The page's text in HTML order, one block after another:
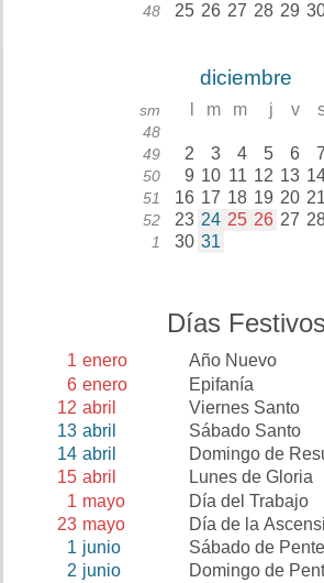
48 25 26 27 28 29
diciembre
sm m m j v
48
49 2 3 4 5 6 7
50 9 10 11 12 13
51 16 17 18 19 20 21
52 23 24 25 26 27
1 30 31
Días Festivos
1 enero
Año Nuevo
6 enero
Epifanía
12 abril
Viernes Santo
13 abril
Sábado Santo
14 abril
Domingo de
15 abril
Lunes de Gloria
1 mayo
Día del Trabajo
23 mayo
Día de la
1 junio
Sábado de
2 junio
Domingo de